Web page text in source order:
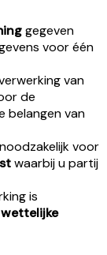
gegeven
voor één
van
de
belangen van
voor
waarbij u partij
is
wettelijke